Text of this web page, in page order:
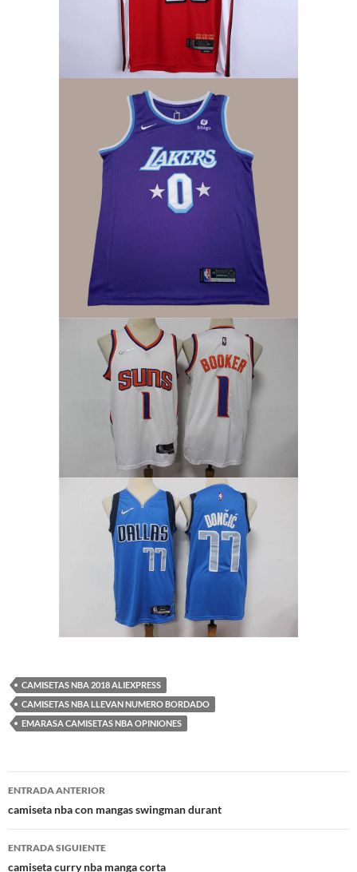
CAMISETAS NBA 2018 ALIEXPRESS
CAMISETAS NBA LLEVAN NUMERO BORDADO
EMARASA CAMISETAS NBA OPINIONES
Navegación
de
entradas
ENTRADA ANTERIOR
camiseta nba con mangas swingman durant
ENTRADA SIGUIENTE
camiseta curry nba manga corta